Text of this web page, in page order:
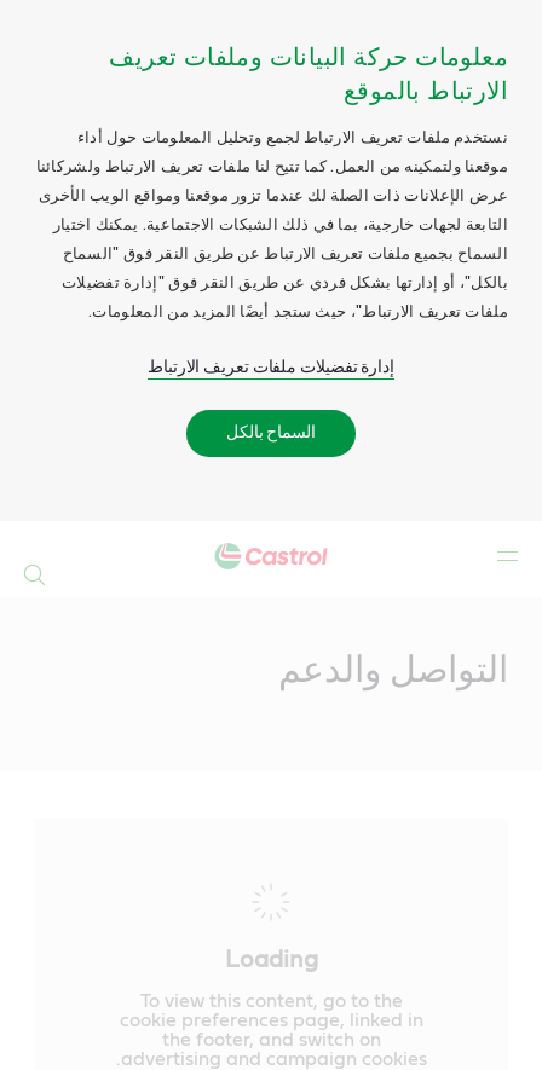
معلومات حركة البيانات وملفات تعريف
الارتباط بالموقع
نستخدم ملفات تعريف الارتباط لجمع وتحليل المعلومات حول أداء
موقعنا ولتمكينه من العمل. كما تتيح لنا ملفات تعريف الارتباط ولشركائنا
عرض الإعلانات ذات الصلة لك عندما تزور موقعنا ومواقع الويب الأخرى
التابعة لجهات خارجية، بما في ذلك الشبكات الاجتماعية. يمكنك اختيار
السماح بجميع ملفات تعريف الارتباط عن طريق النقر فوق "السماح
بالكل"، أو إدارتها بشكل فردي عن طريق النقر فوق "إدارة تفضيلات
ملفات تعريف الارتباط"، حيث ستجد أيضًا المزيد من المعلومات.
إدارة تفضيلات ملفات تعريف الارتباط
السماح بالكل
التواصل والدعم
Loading
To view this content, go to the
cookie preferences page, linked in
the footer, and switch on
advertising and campaign cookies.